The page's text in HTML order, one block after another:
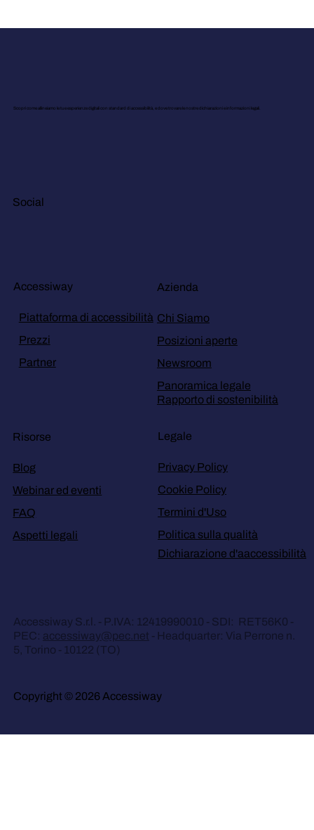
Scopri come allineiamo le tue esperienze digitali con standard di accessibilità, e dove trovare le nostre dichiarazioni e informazioni legali.
Social
Accessiway
Piattaforma di accessibilità
Prezzi
Partner
Azienda
Chi Siamo
Posizioni aperte
Newsroom
Panoramica legale
Rapporto di sostenibilità
Risorse
Blog
Webinar ed eventi
FAQ
Aspetti legali
Legale
Privacy Policy
Cookie Policy
Termini d'Uso
Politica sulla qualità
Dichiarazione d'aaccessibilità
Accessiway S.r.l. - P.IVA: 12419990010 - SDI: RET56K0 -
PEC: accessiway@pec.net - Headquarter: Via Perrone n.
5, Torino - 10122 (TO)
Copyright © 2026 Accessiway